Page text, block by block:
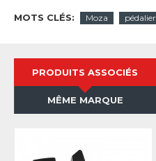
MOTS CLÉS: Moza pédalier
PRODUITS ASSOCIÉS
MÊME MARQUE